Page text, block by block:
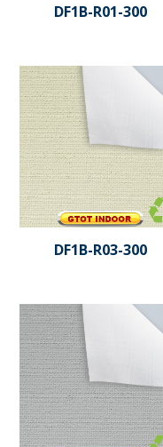
DF1B-R01-300
DF1B-R03-300